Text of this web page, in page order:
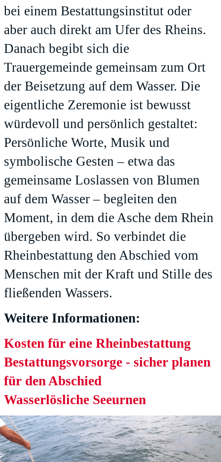
bei einem Bestattungsinstitut oder
aber auch direkt am Ufer des Rheins.
Danach begibt sich die
Trauergemeinde gemeinsam zum Ort
der Beisetzung auf dem Wasser. Die
eigentliche Zeremonie ist bewusst
würdevoll und persönlich gestaltet:
Persönliche Worte, Musik und
symbolische Gesten – etwa das
gemeinsame Loslassen von Blumen
auf dem Wasser – begleiten den
Moment, in dem die Asche dem Rhein
übergeben wird. So verbindet die
Rheinbestattung den Abschied vom
Menschen mit der Kraft und Stille des
fließenden Wassers.
Weitere Informationen:
Kosten für eine Rheinbestattung
Bestattungsvorsorge - sicher planen
für den Abschied
Wasserlösliche Seeurnen